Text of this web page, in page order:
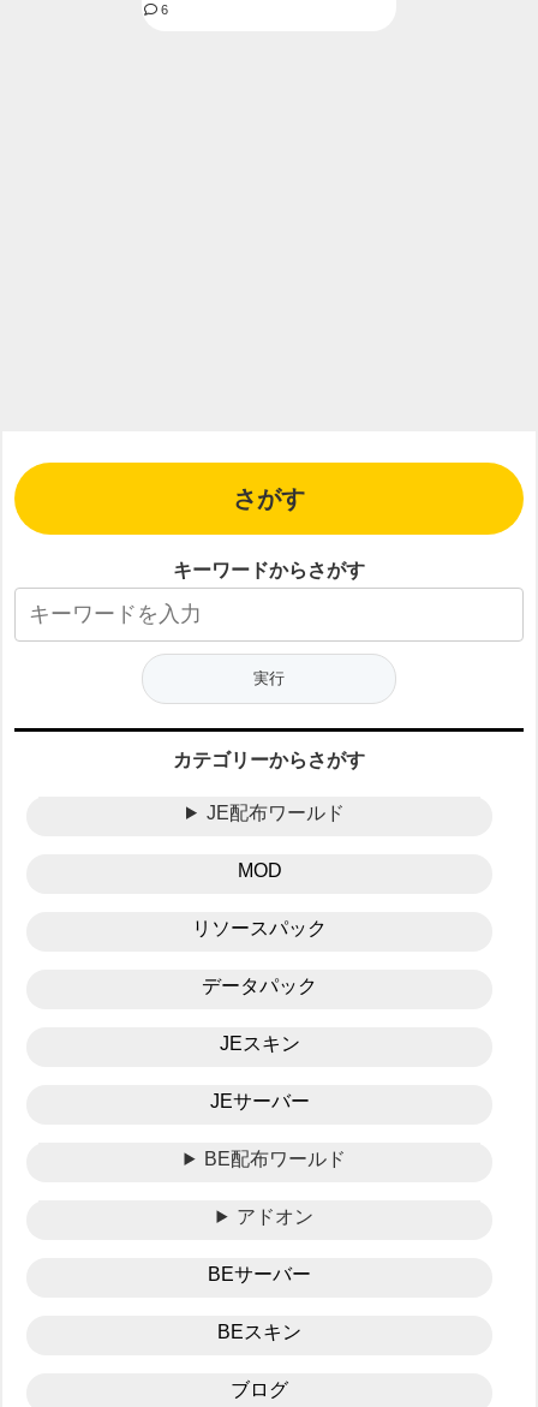
6
さがす
キーワードからさがす
カテゴリーからさがす
JE配布ワールド
MOD
リソースパック
データパック
JEスキン
JEサーバー
BE配布ワールド
アドオン
BEサーバー
BEスキン
ブログ